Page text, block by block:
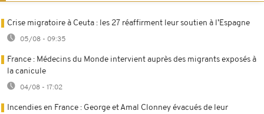
Crise migratoire à Ceuta : les 27 réaffirment leur soutien à l’Espagne
05/08 - 09:35
France : Médecins du Monde intervient auprès des migrants exposés à
la canicule
04/08 - 17:02
Incendies en France : George et Amal Clonney évacués de leur